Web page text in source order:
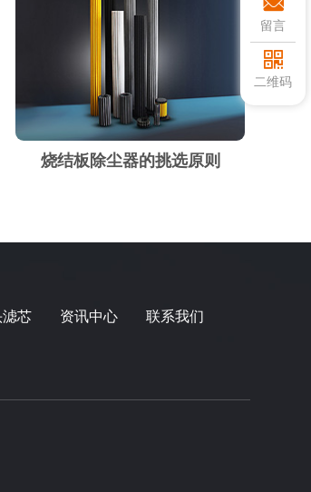
烧结板除尘器的挑选原则
滤芯 资讯中心 联系我们
留言
二维码